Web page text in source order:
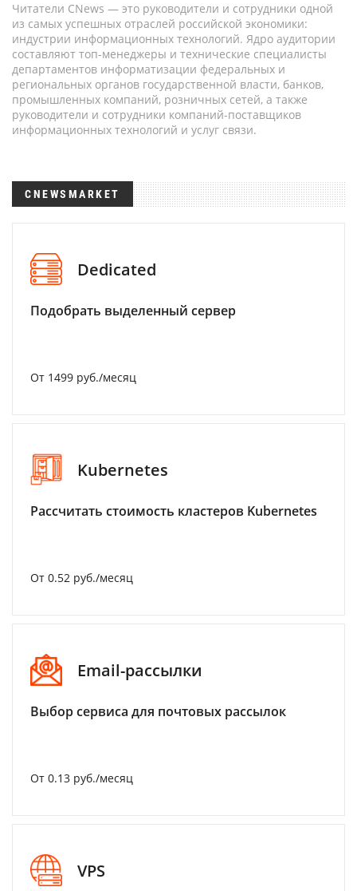
Читатели CNews — это руководители и сотрудники одной
из самых успешных отраслей российской экономики:
индустрии информационных технологий. Ядро аудитории
составляют топ-менеджеры и технические специалисты
департаментов информатизации федеральных и
региональных органов государственной власти, банков,
промышленных компаний, розничных сетей, а также
руководители и сотрудники компаний-поставщиков
информационных технологий и услуг связи.
CNEWSMARKET
Dedicated
Подобрать выделенный сервер
От 1499 руб./месяц
Kubernetes
Рассчитать стоимость кластеров Kubernetes
От 0.52 руб./месяц
Email-рассылки
Выбор сервиса для почтовых рассылок
От 0.13 руб./месяц
VPS